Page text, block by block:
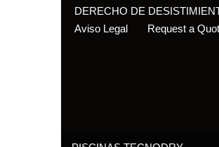
DERECHO DE
Aviso Legal
Request a